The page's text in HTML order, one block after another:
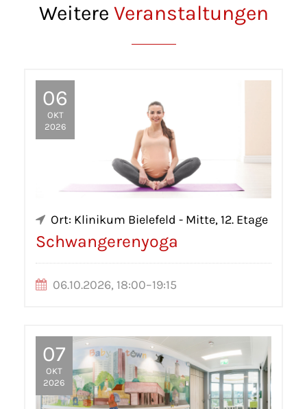
Weitere Veranstaltungen
06
OKT
2026
Ort: Klinikum Bielefeld - Mitte, 12. Etage
Schwangerenyoga
06.10.2026, 18:00–19:15
07
OKT
2026